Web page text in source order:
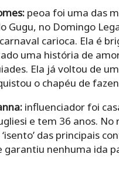
peoa foi uma das
Gugu, no Domingo
carioca. Ela é
uma história de
Ela já voltou de
o chapéu de
influenciador foi
e tem 36 anos. No
das principais
garantiu nenhuma ida